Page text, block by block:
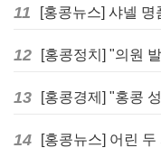
11
12
13
14